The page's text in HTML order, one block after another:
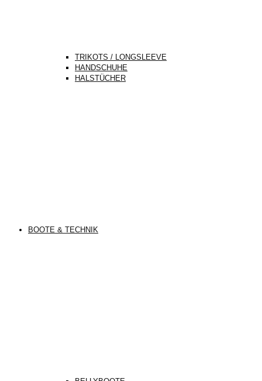
TRIKOTS / LONGSLEEVE
HANDSCHUHE
HALSTÜCHER
BOOTE & TECHNIK